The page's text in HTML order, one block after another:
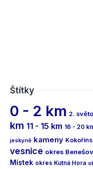
Štítky
0 - 2 km 2.
km 11 - 15 km 16 - 20
jeskyně kameny
vesnice okres Benešov
Místek okres Kutná Hora